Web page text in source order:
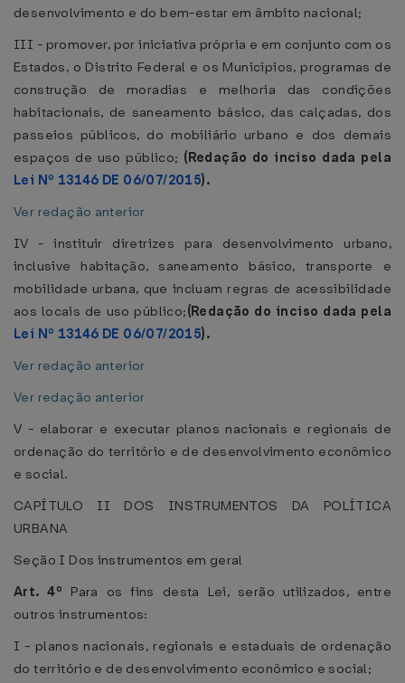
desenvolvimento e do bem-estar em âmbito nacional;
III - promover, por iniciativa própria e em conjunto com os
Estados, o Distrito Federal e os Municípios, programas de
construção de moradias e melhoria das condições
habitacionais, de saneamento básico, das calçadas, dos
passeios públicos, do mobiliário urbano e dos demais
espaços de uso público; (Redação do inciso dada pela
Lei Nº 13146 DE 06/07/2015).
Ver redação anterior
IV - instituir diretrizes para desenvolvimento urbano,
inclusive habitação, saneamento básico, transporte e
mobilidade urbana, que incluam regras de acessibilidade
aos locais de uso público;(Redação do inciso dada pela
Lei Nº 13146 DE 06/07/2015).
Ver redação anterior
Ver redação anterior
V - elaborar e executar planos nacionais e regionais de
ordenação do território e de desenvolvimento econômico
e social.
CAPÍTULO II DOS INSTRUMENTOS DA POLÍTICA
URBANA
Seção I Dos instrumentos em geral
Art. 4º Para os fins desta Lei, serão utilizados, entre
outros instrumentos:
I - planos nacionais, regionais e estaduais de ordenação
do território e de desenvolvimento econômico e social;